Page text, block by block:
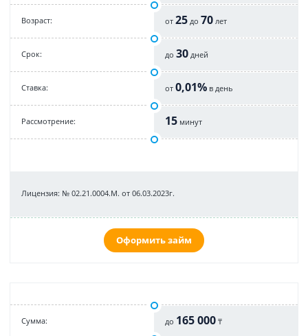
Возраст: от 25 до 70 лет
Срок: до 30 дней
Cтавка: от 0,01% в день
Рассмотрение: 15 минут
Лицензия: № 02.21.0004.М. от 06.03.2023г.
Оформить займ
Cумма: до 165 000 ₸